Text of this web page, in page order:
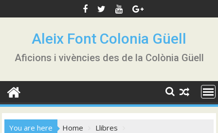
to
Aleix Font Colonia Güell
Aficions i vivències des de la Colònia Güell
You are here Home
Llibres